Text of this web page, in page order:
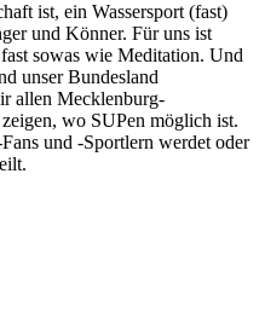
ist, ein Wassersport (fast)
und Könner. Für uns ist
sowas wie Meditation. Und
unser Bundesland
allen Mecklenburg-
wo SUPen möglich ist.
und -Sportlern werdet oder